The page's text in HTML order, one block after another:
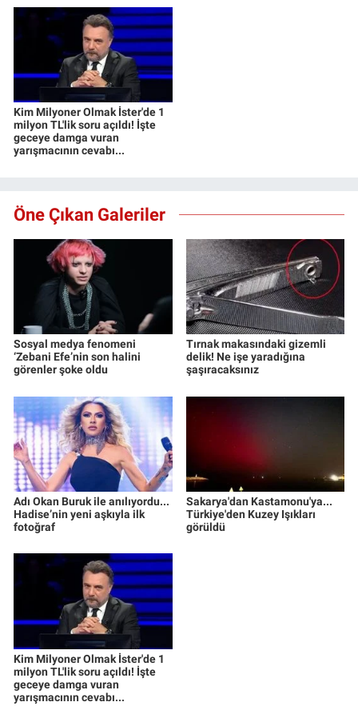
Kim Milyoner Olmak İster'de 1
milyon TL'lik soru açıldı! İşte
geceye damga vuran
yarışmacının cevabı...
Öne Çıkan Galeriler
Sosyal medya fenomeni
‘Zebani Efe’nin son halini
görenler şoke oldu
Tırnak makasındaki gizemli
delik! Ne işe yaradığına
şaşıracaksınız
Adı Okan Buruk ile anılıyordu...
Hadise’nin yeni aşkıyla ilk
fotoğraf
Sakarya'dan Kastamonu'ya...
Türkiye'den Kuzey Işıkları
görüldü
Kim Milyoner Olmak İster'de 1
milyon TL'lik soru açıldı! İşte
geceye damga vuran
yarışmacının cevabı...